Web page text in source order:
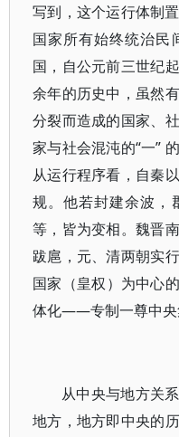
写到，这个运行体制
国家所有始终统治民
国，自公元前三世纪
余年的历史中，虽然
分裂而造成的国家、
家与社会混沌的“一”
从运行程序看，自秦
规。他若封建余波，
等，皆为变相。魏晋
跋扈，元、清两朝实
国家（皇权）为中
体化——专制一尊中央
从中央与地方关
地方，地方即中央的